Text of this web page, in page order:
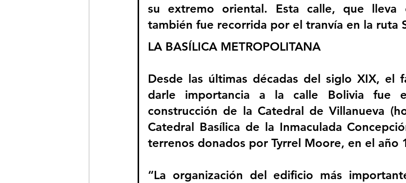
su extremo oriental. Esta calle, que lleva
también fue recorrida por el tranvía en la ruta
LA BASÍLICA METROPOLITANA
Desde las últimas décadas del siglo XIX, el
darle importancia a la calle Bolivia fue
construcción de la Catedral de Villanueva
Catedral Basílica de la Inmaculada
terrenos donados por Tyrrel Moore, en el año
“La organización del edificio más